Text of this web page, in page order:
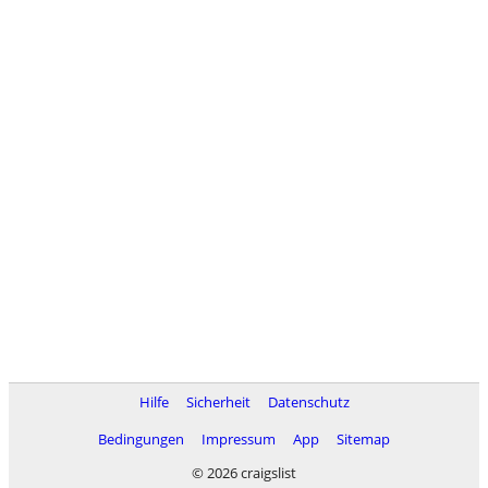
Hilfe Sicherheit
Datenschutz
Bedingungen
Impressum App
Sitemap
© 2026 craigslist